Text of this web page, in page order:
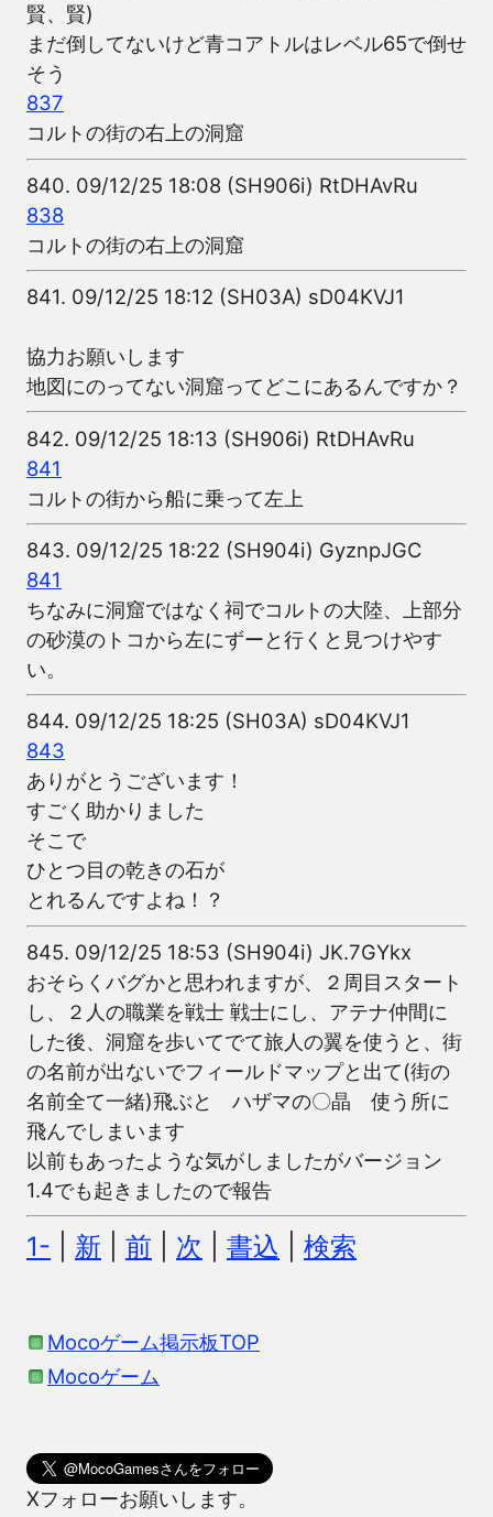
賢、賢)
まだ倒してないけど青コアトルはレベル65で倒せ
そう
837
コルトの街の右上の洞窟
840. 09/12/25 18:08 (SH906i) RtDHAvRu
838
コルトの街の右上の洞窟
841. 09/12/25 18:12 (SH03A) sD04KVJ1
協力お願いします
地図にのってない洞窟ってどこにあるんですか？
842. 09/12/25 18:13 (SH906i) RtDHAvRu
841
コルトの街から船に乗って左上
843. 09/12/25 18:22 (SH904i) GyznpJGC
841
ちなみに洞窟ではなく祠でコルトの大陸、上部分
の砂漠のトコから左にずーと行くと見つけやす
い。
844. 09/12/25 18:25 (SH03A) sD04KVJ1
843
ありがとうございます！
すごく助かりました
そこで
ひとつ目の乾きの石が
とれるんですよね！？
845. 09/12/25 18:53 (SH904i) JK.7GYkx
おそらくバグかと思われますが、２周目スタート
し、２人の職業を戦士 戦士にし、アテナ仲間に
した後、洞窟を歩いてでて旅人の翼を使うと、街
の名前が出ないでフィールドマップと出て(街の
名前全て一緒)飛ぶと ハザマの〇晶 使う所に
飛んでしまいます
以前もあったような気がしましたがバージョン
1.4でも起きましたので報告
1- 新 前 次 書込 検索
Mocoゲーム掲示板TOP
Mocoゲーム
Xフォローお願いします。